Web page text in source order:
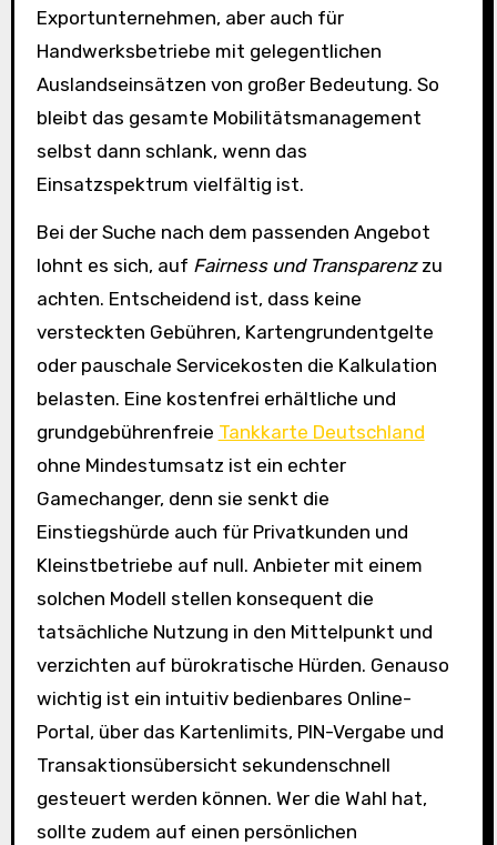
Exportunternehmen, aber auch für
Handwerksbetriebe mit gelegentlichen
Auslandseinsätzen von großer Bedeutung. So
bleibt das gesamte Mobilitätsmanagement
selbst dann schlank, wenn das
Einsatzspektrum vielfältig ist.
Bei der Suche nach dem passenden Angebot
lohnt es sich, auf Fairness und Transparenzzu
achten. Entscheidend ist, dass keine
versteckten Gebühren, Kartengrundentgelte
oder pauschale Servicekosten die Kalkulation
belasten. Eine kostenfrei erhältliche und
grundgebührenfreie Tankkarte Deutschland
ohne Mindestumsatz ist ein echter
Gamechanger, denn sie senkt die
Einstiegshürde auch für Privatkunden und
Kleinstbetriebe auf null. Anbieter mit einem
solchen Modell stellen konsequent die
tatsächliche Nutzung in den Mittelpunkt und
verzichten auf bürokratische Hürden. Genauso
wichtig ist ein intuitiv bedienbares Online-
Portal, über das Kartenlimits, PIN-Vergabe und
Transaktionsübersicht sekundenschnell
gesteuert werden können. Wer die Wahl hat,
sollte zudem auf einen persönlichen